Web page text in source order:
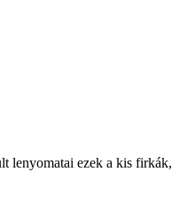
lenyomatai ezek a kis firkák,